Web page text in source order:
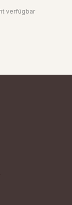
verfügbar